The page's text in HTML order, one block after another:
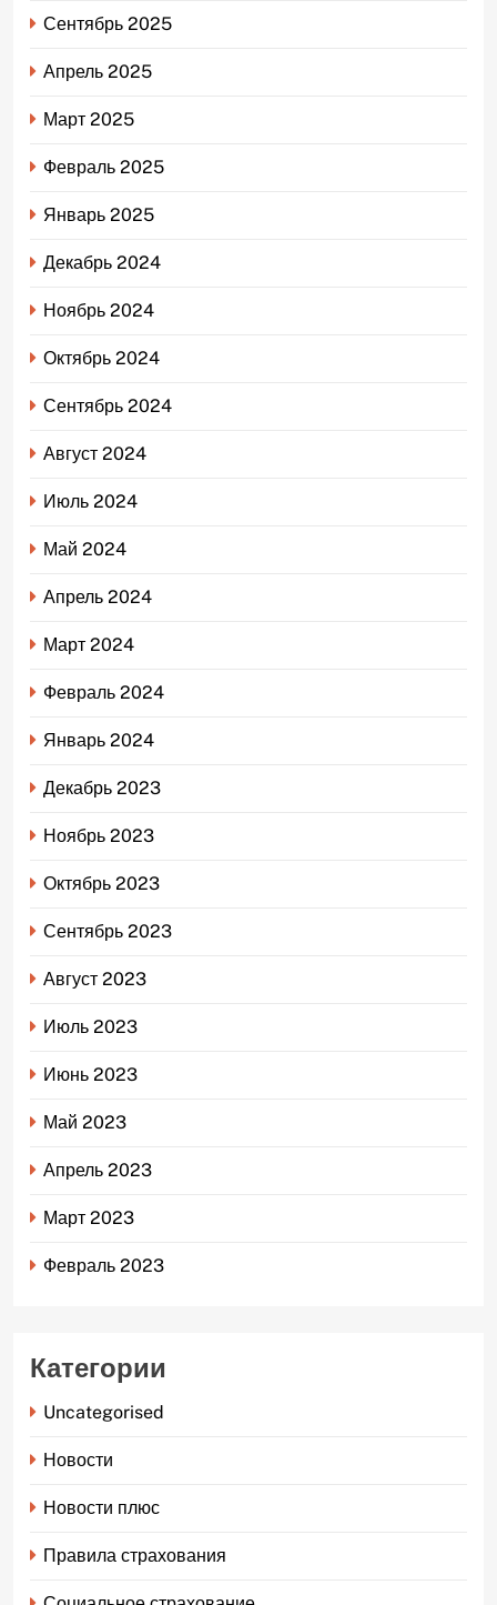
Сентябрь 2025
Апрель 2025
Март 2025
Февраль 2025
Январь 2025
Декабрь 2024
Ноябрь 2024
Октябрь 2024
Сентябрь 2024
Август 2024
Июль 2024
Май 2024
Апрель 2024
Март 2024
Февраль 2024
Январь 2024
Декабрь 2023
Ноябрь 2023
Октябрь 2023
Сентябрь 2023
Август 2023
Июль 2023
Июнь 2023
Май 2023
Апрель 2023
Март 2023
Февраль 2023
Категории
Uncategorised
Новости
Новости плюс
Правила страхования